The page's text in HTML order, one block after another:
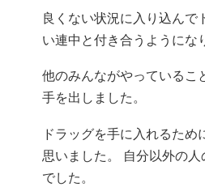
良くない状況に入り込んで
い連中と付き合うようにな
他のみんながやっているこ
手を出しました。
ドラッグを手に入れるため
思いました。 自分以外の
でした。